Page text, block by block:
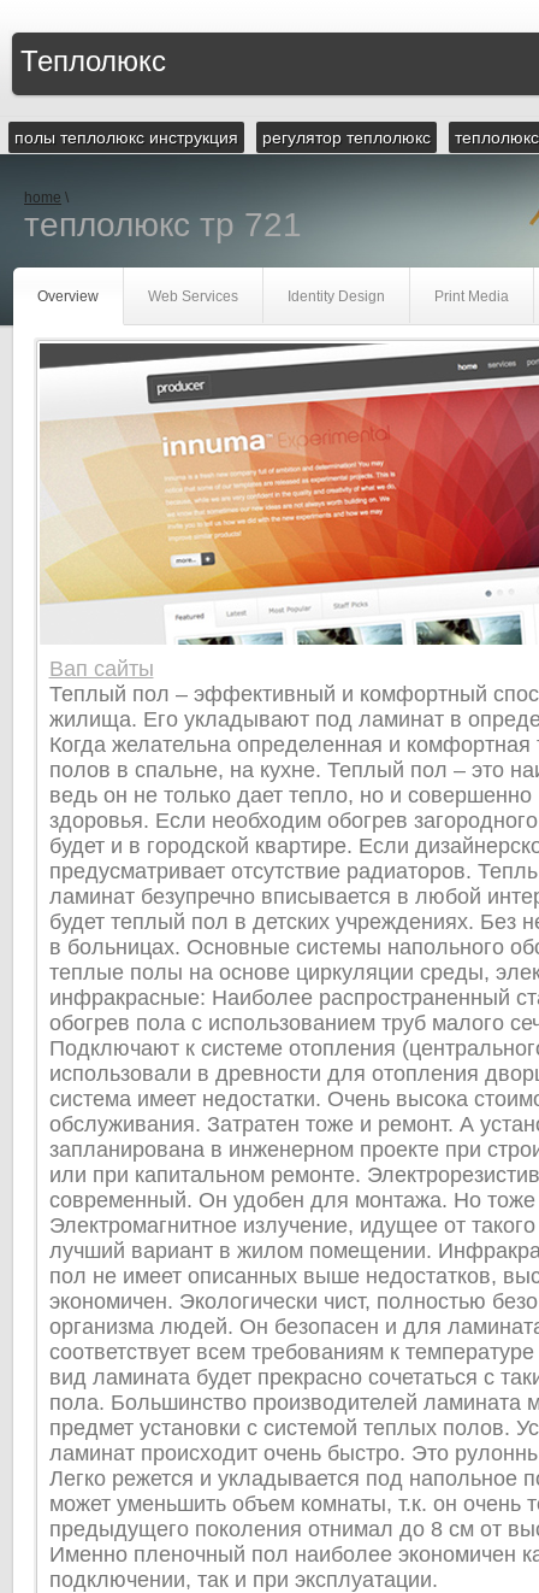
Теплолюкс
полы теплолюкс инструкция регулятор теплолюкс
home \
теплолюкс тр 721
Overview Web Services Identity Design Print Media
Вап сайты
Теплый пол – эффективный и комфортный
жилища. Его укладывают под ламинат в
Когда желательна определенная и комфортная
полов в спальне, на кухне. Теплый пол – это
ведь он не только дает тепло, но и
здоровья. Если необходим обогрев
будет и в городской квартире. Если
предусматривает отсутствие радиаторов.
ламинат безупречно вписывается в любой
будет теплый пол в детских учреждениях. Без
в больницах. Основные системы напольного
теплые полы на основе циркуляции среды,
инфракрасные: Наиболее распространенный
обогрев пола с использованием труб малого
Подключают к системе отопления
использовали в древности для отопления
система имеет недостатки. Очень высока
обслуживания. Затратен тоже и ремонт. А
запланирована в инженерном проекте при
или при капитальном ремонте.
современный. Он удобен для монтажа. Но тоже
Электромагнитное излучение, идущее от
лучший вариант в жилом помещении.
пол не имеет описанных выше недостатков,
экономичен. Экологически чист, полностью
организма людей. Он безопасен и для
соответствует всем требованиям к
вид ламината будет прекрасно сочетаться с
пола. Большинство производителей ламината
предмет установки с системой теплых полов.
ламинат происходит очень быстро. Это
Легко режется и укладывается под напольное
может уменьшить объем комнаты, т.к. он очень
предыдущего поколения отнимал до 8 см от
Именно пленочный пол наиболее экономичен
подключении, так и при эксплуатации.